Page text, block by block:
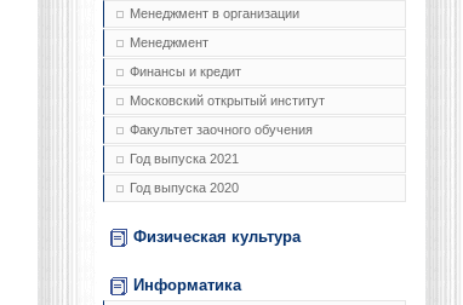
Менеджмент в организации
Менеджмент
Финансы и кредит
Московский открытый институт
Факультет заочного обучения
Год выпуска 2021
Год выпуска 2020
Физическая культура
Информатика